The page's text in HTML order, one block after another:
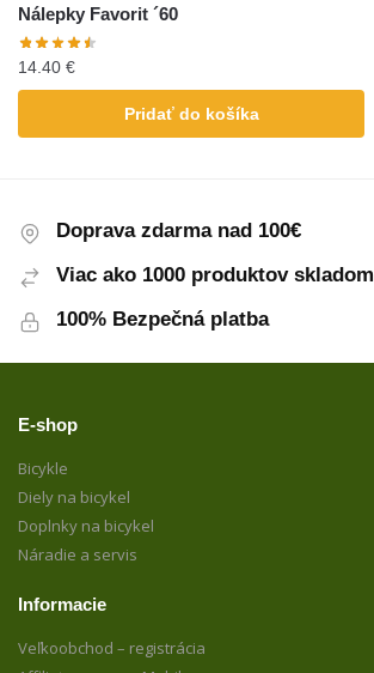
Nálepky Favorit ´60
14.40 €
Pridať do košíka
Doprava zdarma nad 100€
Viac ako 1000 produktov skladom
100% Bezpečná platba
E-shop
Bicykle
Diely na bicykel
Doplnky na bicykel
Náradie a servis
Informacie
Veľkoobchod – registrácia